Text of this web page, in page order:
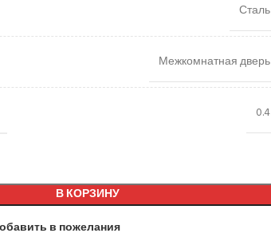
Сталь
Межкомнатная дверь
0.4
В КОРЗИНУ
в пожелания